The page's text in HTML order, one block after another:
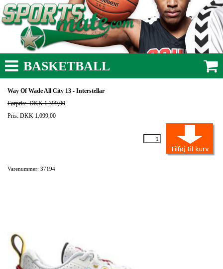
BASKETBALL
Way Of Wade All City 13 - Interstellar
Førpris:DKK 1.399,00
Pris: DKK 1.099,00
Varenummer: 37194